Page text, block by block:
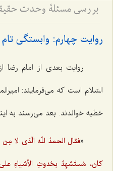
روایت چهارم: وابستگی
روایت بعدی از امام
السّلام است که می‌فرمایند:
خطبه خواندند. بعد می‌رسند به
«فقال الحمدُ للّه الّذی لا
کان، مُستَشهِدٌ بحُدوثِ الأشیاءِ